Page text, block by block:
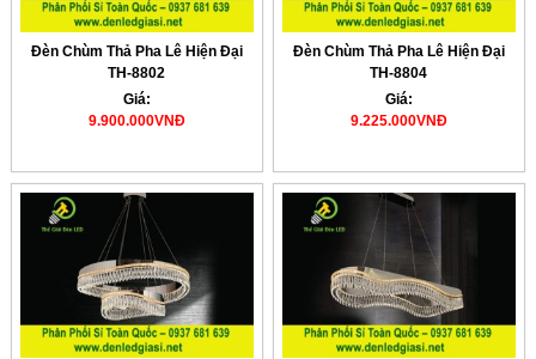
Đèn Chùm Thả Pha Lê Hiện Đại
TH-8802
Giá:
9.900.000VNĐ
Đèn Chùm Thả Pha Lê Hiện Đại
TH-8804
Giá:
9.225.000VNĐ